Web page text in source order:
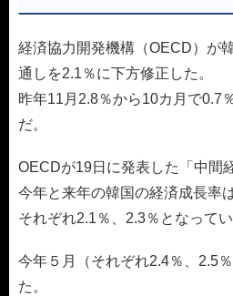
経済協力開発機構（OECD）が
通しを2.1％に下方修正した。
昨年11月2.8％から10カ月で0.7
だ。
OECDが19日に発表した「中間
今年と来年の韓国の経済成長率
それぞれ2.1％、2.3％となってい
今年５月（それぞれ2.4％、2.5
た。